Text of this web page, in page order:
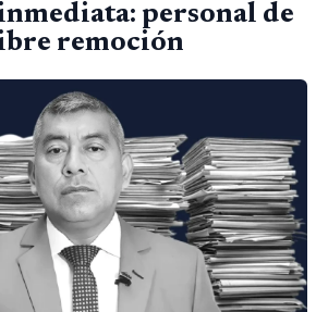
personal de
remoción